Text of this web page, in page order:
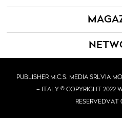
PUBLISHER M.C.S. MEDIA SRL VIA
– ITALY © COPYRIGHT 2022
RESERVEDVAT